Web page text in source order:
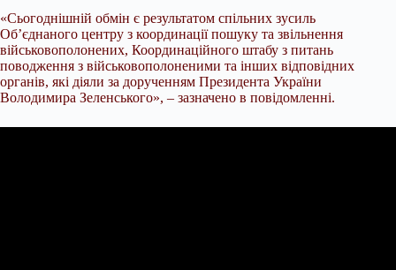
«Сьогоднішній обмін є результатом спільних зусиль
Об’єднаного центру з координації пошуку та звільнення
військовополонених, Координаційного штабу з питань
поводження з військовополоненими та інших відповідних
органів, які діяли за дорученням Президента України
Володимира Зеленського», – зазначено в повідомленні.